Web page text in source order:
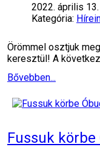
2022. április
Kategória:
Örömmel osztjuk
keresztül! A
Bővebben...
Fussuk